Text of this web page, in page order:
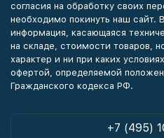
согласия на обработку своих
необходимо покинуть наш сайт.
информация, касающаяся
на складе, стоимости товаров,
характер и ни при каких
офертой, определяемой
Гражданского кодекса РФ.
+7 (495)